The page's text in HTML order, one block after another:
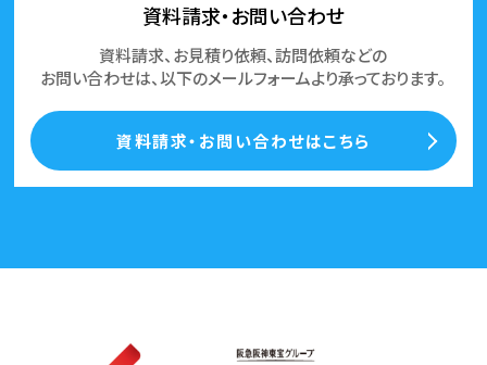
資料請求・お問い合わせ
資料請求、お見積り依頼、訪問依頼などの
お問い合わせは、以下のメールフォームより承っております。
資料請求・お問い合わせはこちら